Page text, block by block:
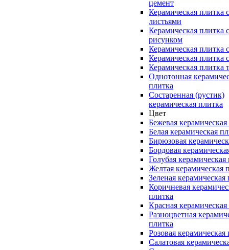
цемент
Керамическая плитка с
листьями
Керамическая плитка с
рисунком
Керамическая плитка
Керамическая плитка
Керамическая плитка
Однотонная
плитка
Состаренная (рустик)
керамическая плитка
Цвет
Бежевая
Белая керамическая
Бирюзовая
Бордовая
Голубая керамическая
Желтая керамическая
Зеленая керамическая
Коричневая
плитка
Красная
Разноцветная
плитка
Розовая керамическая
Салатовая